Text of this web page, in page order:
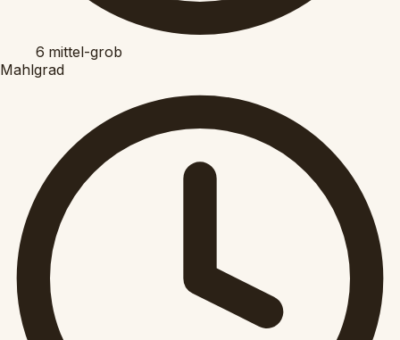
6 mittel-grob
Mahlgrad